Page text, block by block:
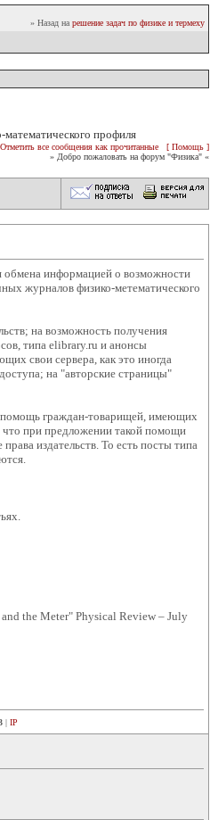
» Назад на решение задач по физике и термеху
профиля
Отметить все сообщения как прочитанные
[ Помощь ]
» Добро пожаловать на форум "Физика" «
обмена информацией о возможности
журналов физико-метематического
на возможность получения
типа elibrary.ru и анонсы
свои сервера, как это иногда
на "авторские страницы"
помощь граждан-товарищей, имеющих
при предложении такой помощи
издательств. То есть посты типа
the Meter" Physical Review – July
| IP